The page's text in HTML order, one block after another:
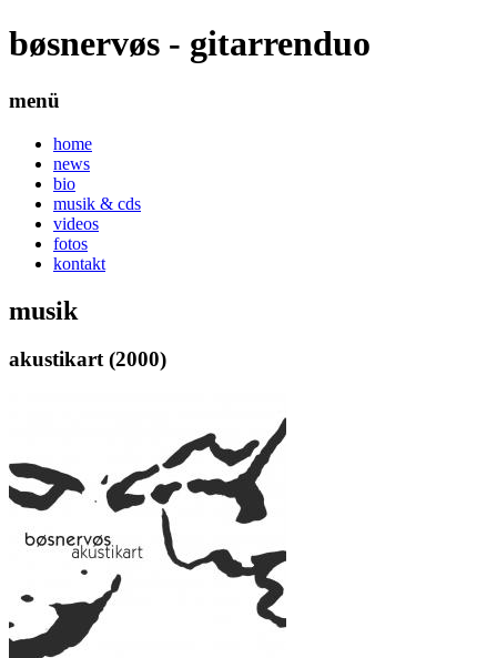
bøsnervøs - gitarrenduo
menü
home
news
bio
musik & cds
videos
fotos
kontakt
musik
akustikart (2000)